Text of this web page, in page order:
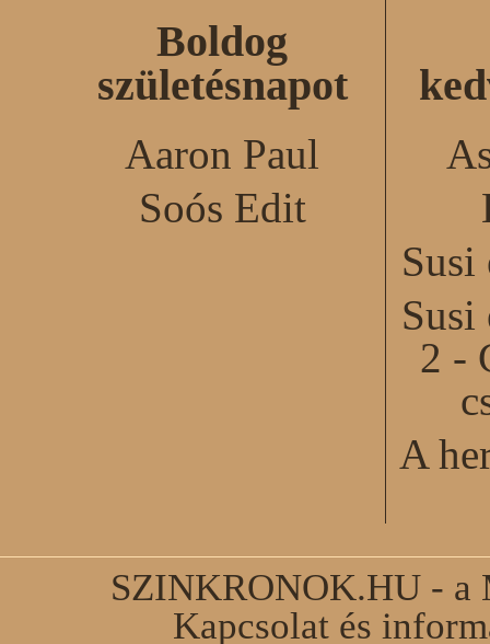
Boldog
születésnapot
Aaron Paul
Soós Edit
Susi
Susi
2 -
A
SZINKRONOK.HU - a
Kapcsolat és